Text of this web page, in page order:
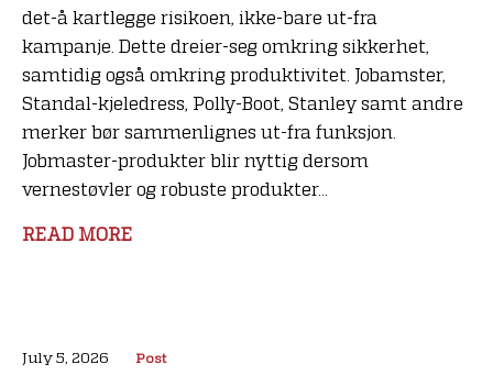
det-å kartlegge risikoen, ikke-bare ut-fra
kampanje. Dette dreier-seg omkring sikkerhet,
samtidig også omkring produktivitet. Jobamster,
Standal-kjeledress, Polly-Boot, Stanley samt andre
merker bør sammenlignes ut-fra funksjon.
Jobmaster-produkter blir nyttig dersom
vernestøvler og robuste produkter...
READ MORE
July 5, 2026 Post